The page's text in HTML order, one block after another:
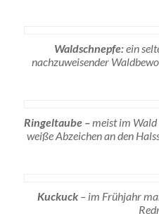
Waldschnepfe:ein
nachzuweisender
Ringeltaube –meist im Wald
weiße Abzeichen an den
Kuckuck – im Frühjahr